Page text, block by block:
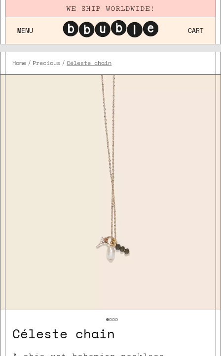
WE SHIP WORLDWIDE!
MENU CART
Home Precious Céleste chain
Céleste chain